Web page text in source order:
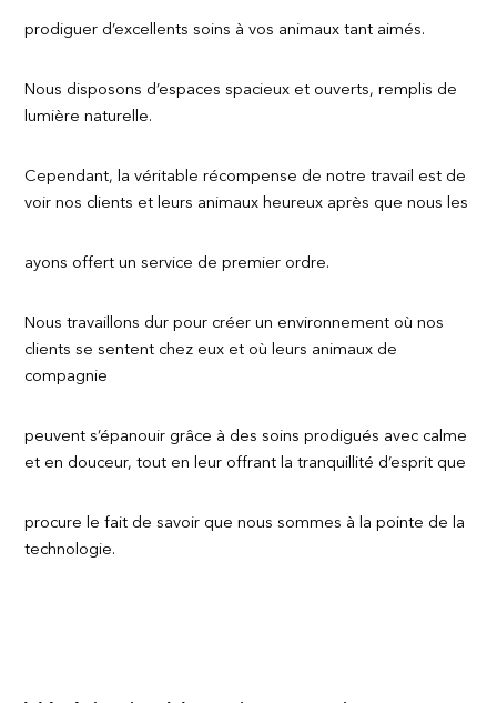
prodiguer d’excellents soins à vos animaux tant aimés.
Nous disposons d’espaces spacieux et ouverts, remplis de
lumière naturelle.
Cependant, la véritable récompense de notre travail est de
voir nos clients et leurs animaux heureux après que nous les
ayons offert un service de premier ordre.
Nous travaillons dur pour créer un environnement où nos
clients se sentent chez eux et où leurs animaux de
compagnie
peuvent s’épanouir grâce à des soins prodigués avec calme
et en douceur, tout en leur offrant la tranquillité d’esprit que
procure le fait de savoir que nous sommes à la pointe de la
technologie.